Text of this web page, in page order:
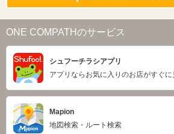
ONE COMPATHのサービス
シュフーチラシアプリ
アプリならお気に入りのお店がすぐに
Mapion
地図検索・ルート検索